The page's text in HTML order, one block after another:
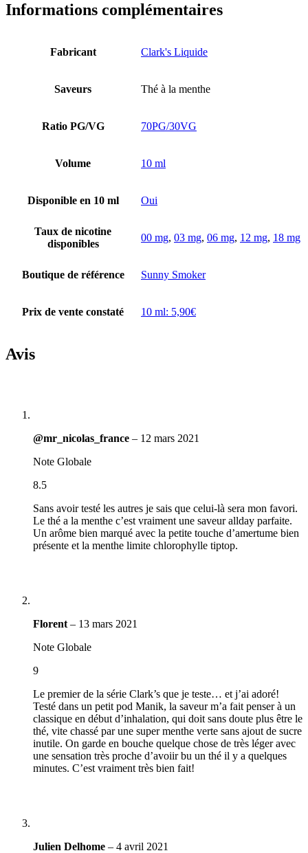
Informations complémentaires
Fabricant Clark's Liquide
Saveurs Thé à la menthe
Ratio PG/VG 70PG/30VG
Volume 10 ml
Disponible en 10 ml Oui
Taux de nicotine
disponibles
00 mg, 03 mg, 06 mg, 12 mg, 18 mg
Boutique de référence Sunny Smoker
Prix de vente constaté 10 ml: 5,90€
Avis
@mr_nicolas_france – 12 mars 2021
Note Globale
8.5
Sans avoir testé les autres je sais que celui-là sera mon favori.
Le thé a la menthe c’est vraiment une saveur allday parfaite.
Un arôme bien marqué avec la petite touche d’amertume bien
présente et la menthe limite chlorophylle tiptop.
Florent – 13 mars 2021
Note Globale
9
Le premier de la série Clark’s que je teste… et j’ai adoré!
Testé dans un petit pod Manik, la saveur m’a fait penser à un
classique en début d’inhalation, qui doit sans doute plus être le
thé, vite chassé par une super menthe verte sans ajout de sucre
inutile. On garde en bouche quelque chose de très léger avec
une sensation très proche d’avoiir bu un thé il y a quelques
minutes. C’est vraiment très bien fait!
Julien Delhome – 4 avril 2021